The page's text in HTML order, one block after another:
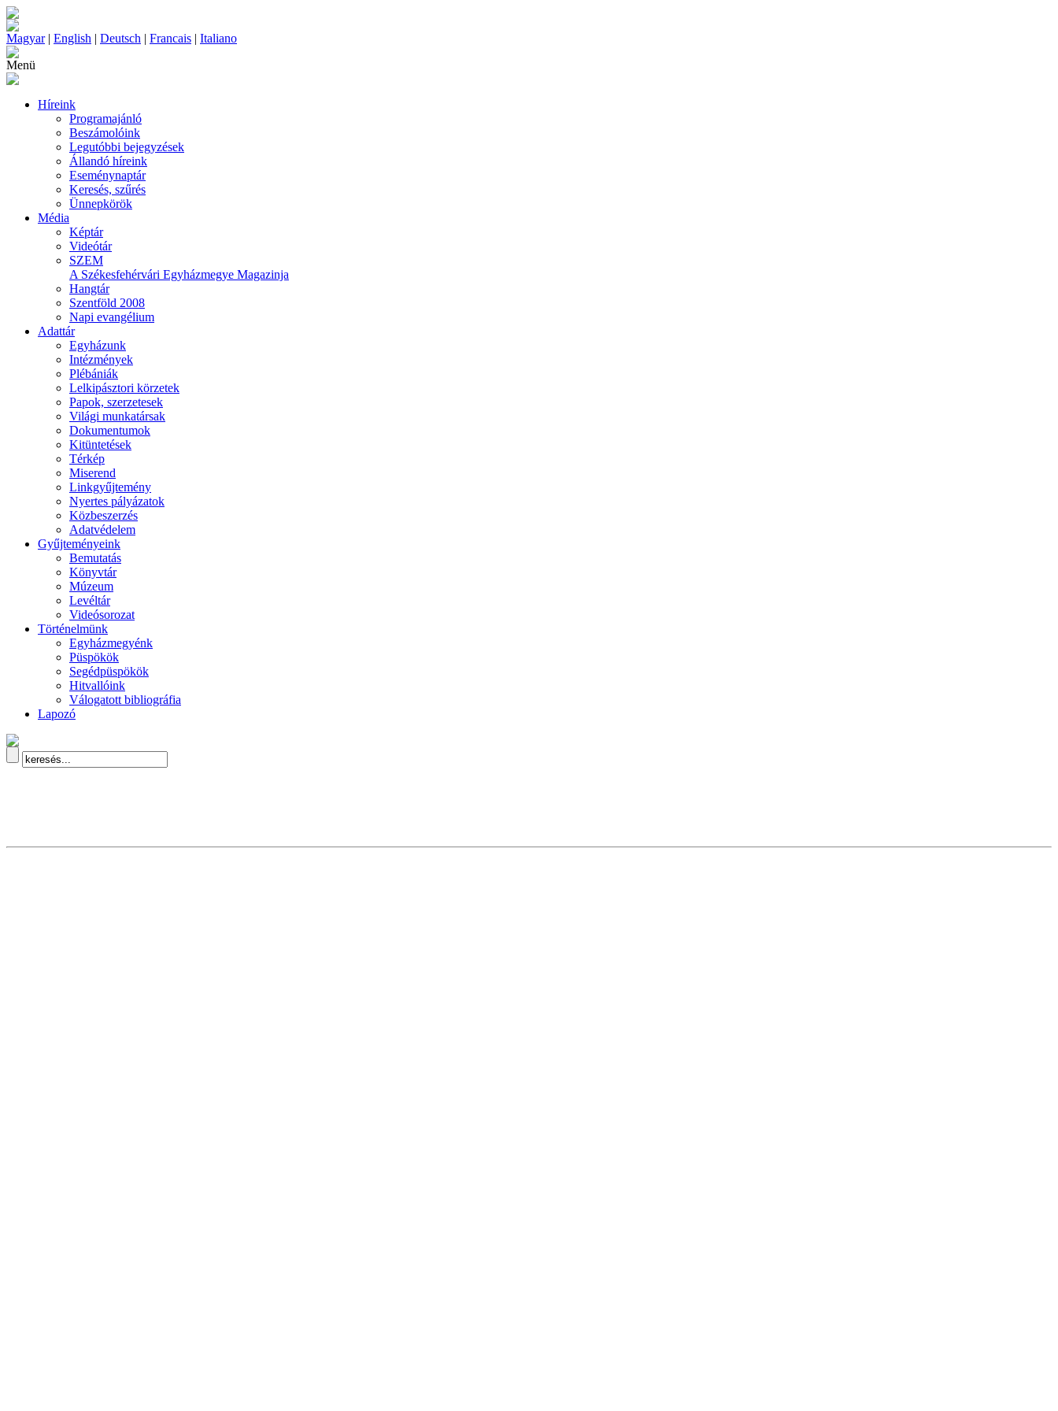
Magyar| English | Deutsch | Francais | Italiano
Menü
Híreink
Programajánló
Beszámolóink
Legutóbbi bejegyzések
Állandó híreink
Eseménynaptár
Keresés, szűrés
Ünnepkörök
Média
Képtár
Videótár
SZEM
A Székesfehérvári Egyházmegye Magazinja
Hangtár
Szentföld 2008
Napi evangélium
Adattár
Egyházunk
Intézmények
Plébániák
Lelkipásztori körzetek
Papok, szerzetesek
Világi munkatársak
Dokumentumok
Kitüntetések
Térkép
Miserend
Linkgyűjtemény
Nyertes pályázatok
Közbeszerzés
Adatvédelem
Gyűjteményeink
Bemutatás
Könyvtár
Múzeum
Levéltár
Videósorozat
Történelmünk
Egyházmegyénk
Püspökök
Segédpüspökök
Hitvallóink
Válogatott bibliográfia
Lapozó